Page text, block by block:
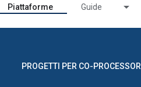
Piattaforme Guide
PROGETTI PER CO-PROCESSORI